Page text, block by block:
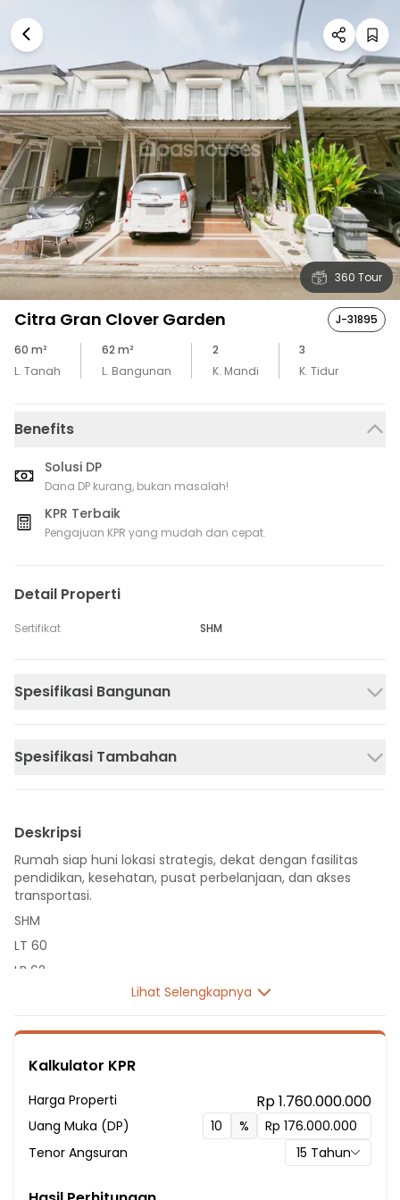
360 Tour
Citra Gran Clover Garden
J-31895
60 m²
L. Tanah
62 m²
L. Bangunan
2
K. Mandi
3
K. Tidur
Benefits
Solusi DP
Dana DP kurang, bukan masalah!
KPR Terbaik
Pengajuan KPR yang mudah dan cepat.
Detail Properti
Sertifikat SHM
Spesifikasi Bangunan
Spesifikasi Tambahan
Deskripsi
Rumah siap huni lokasi strategis, dekat dengan fasilitas
pendidikan, kesehatan, pusat perbelanjaan, dan akses
transportasi.
SHM
LT 60
LB 62
Fasilitas Sekitar Hunian:
6 Menit ke SDN Jatikarya I
10 Menit ke SD Silaturahim Islamic School
12 Menit ke SDN Jatikarya III
10 Menit ke SD, SMP PENUAI
Lihat Selengkapnya
Kalkulator KPR
Harga Properti Rp 1.760.000.000
Uang Muka (DP)
%
Tenor Angsuran
15 Tahun